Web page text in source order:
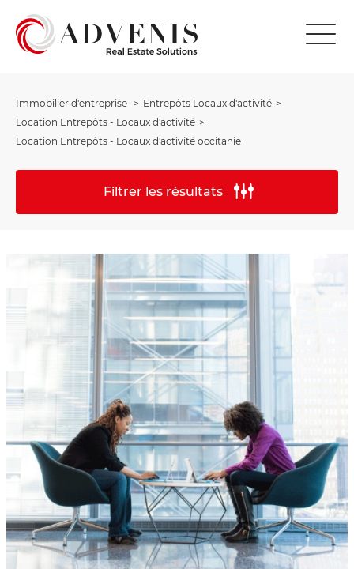
Immobilier d'entreprise
Entrepôts Locaux d'activité
Location Entrepôts - Locaux d'activité
Location Entrepôts - Locaux d'activité occitanie
Filtrer les résultats